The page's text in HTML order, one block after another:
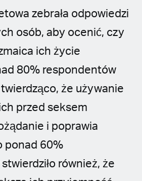
zebrała odpowiedzi
osób, aby ocenić, czy
ich życie
80% respondentów
że używanie
przed seksem
i poprawia
ponad 60%
również, że